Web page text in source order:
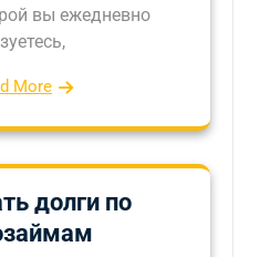
вы ежедневно
More
долги по